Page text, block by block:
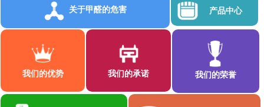
关于甲醛的危害 产品中心
我们的优势 我们的承诺 我们的荣誉